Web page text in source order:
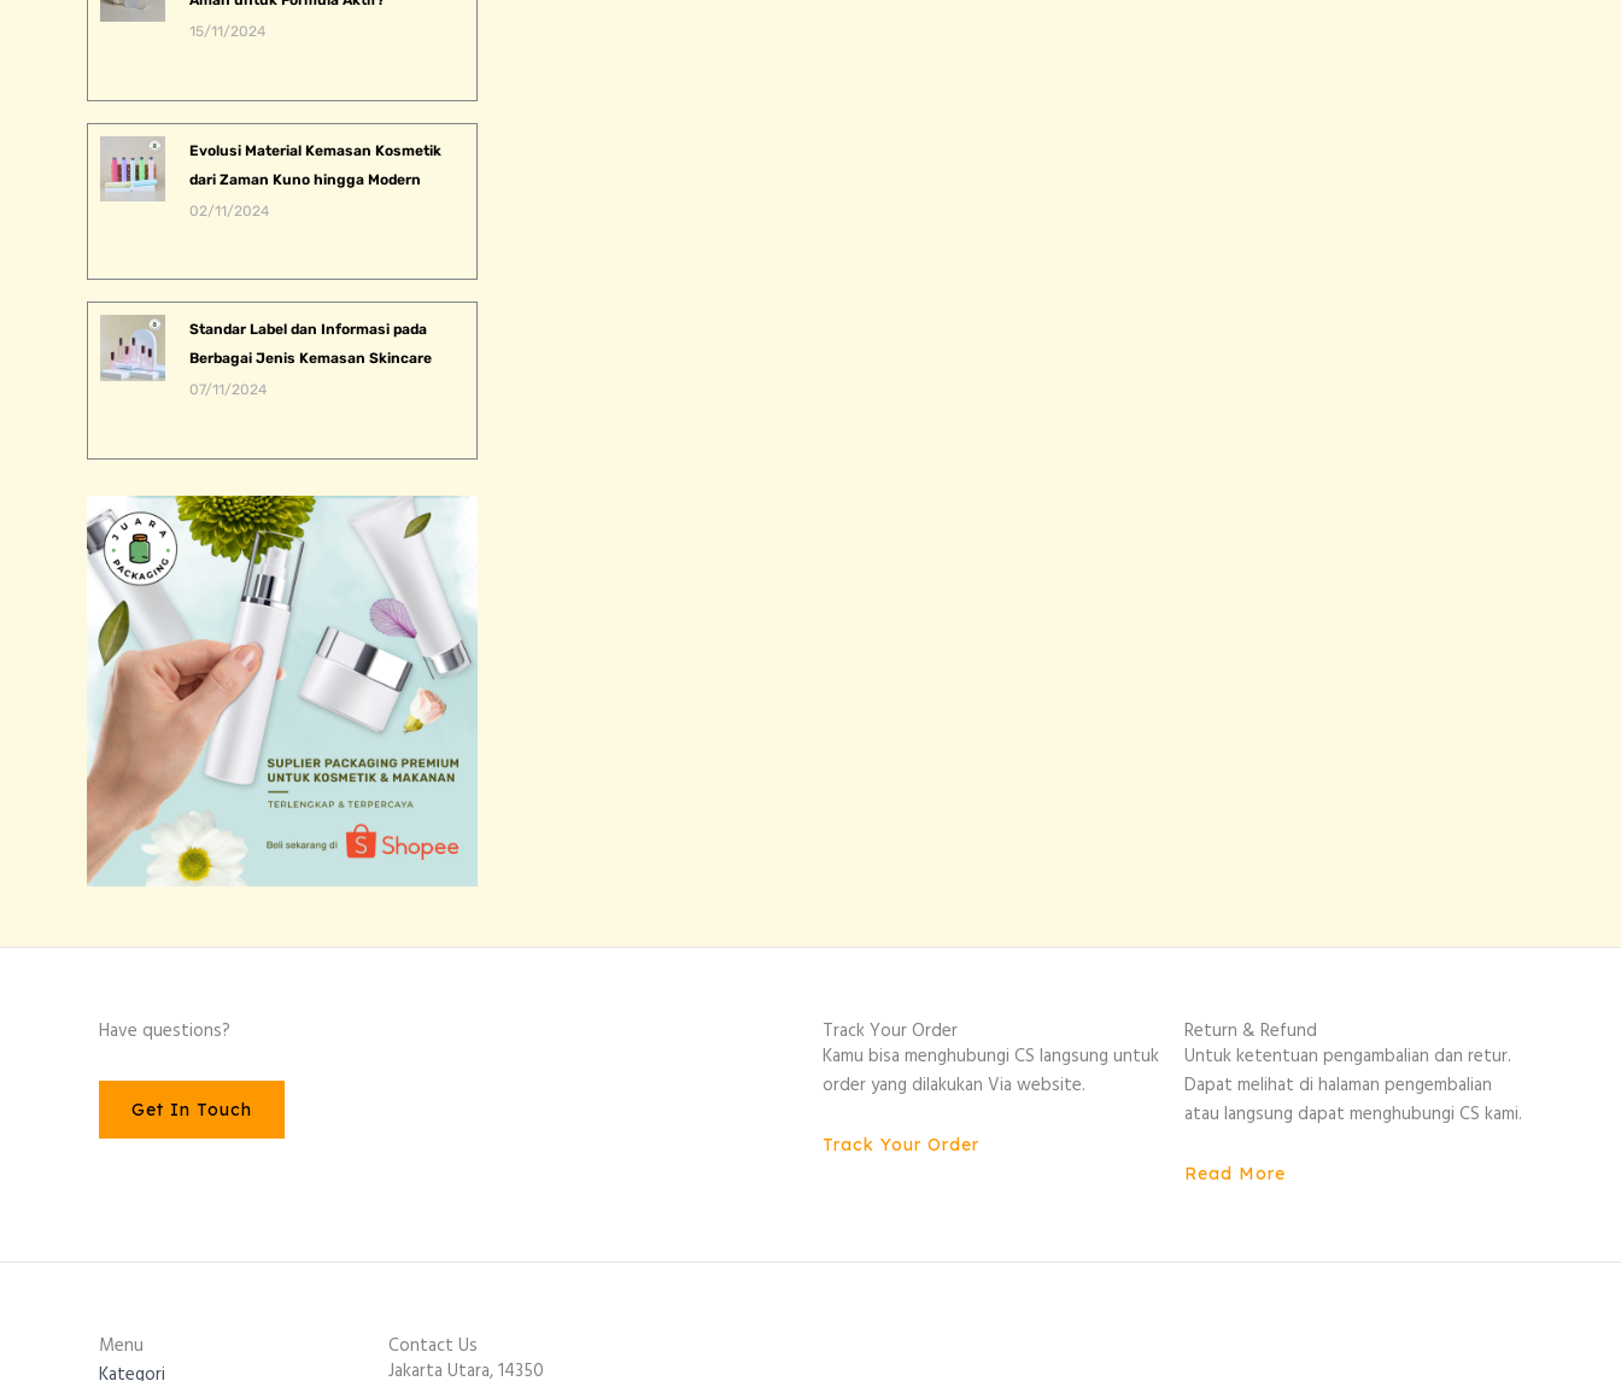
15/11/2024
Evolusi Material Kemasan Kosmetik
dari Zaman Kuno hingga Modern
02/11/2024
Standar Label dan Informasi pada
Berbagai Jenis Kemasan Skincare
07/11/2024
Have questions?
Get In Touch
Track Your Order
Kamu bisa menghubungi CS langsung untuk
order yang dilakukan Via website.
Track Your Order
Return & Refund
Untuk ketentuan pengambalian dan retur.
Dapat melihat di halaman pengembalian
atau langsung dapat menghubungi CS kami.
Read More
Menu
Contact Us
Jakarta Utara, 14350